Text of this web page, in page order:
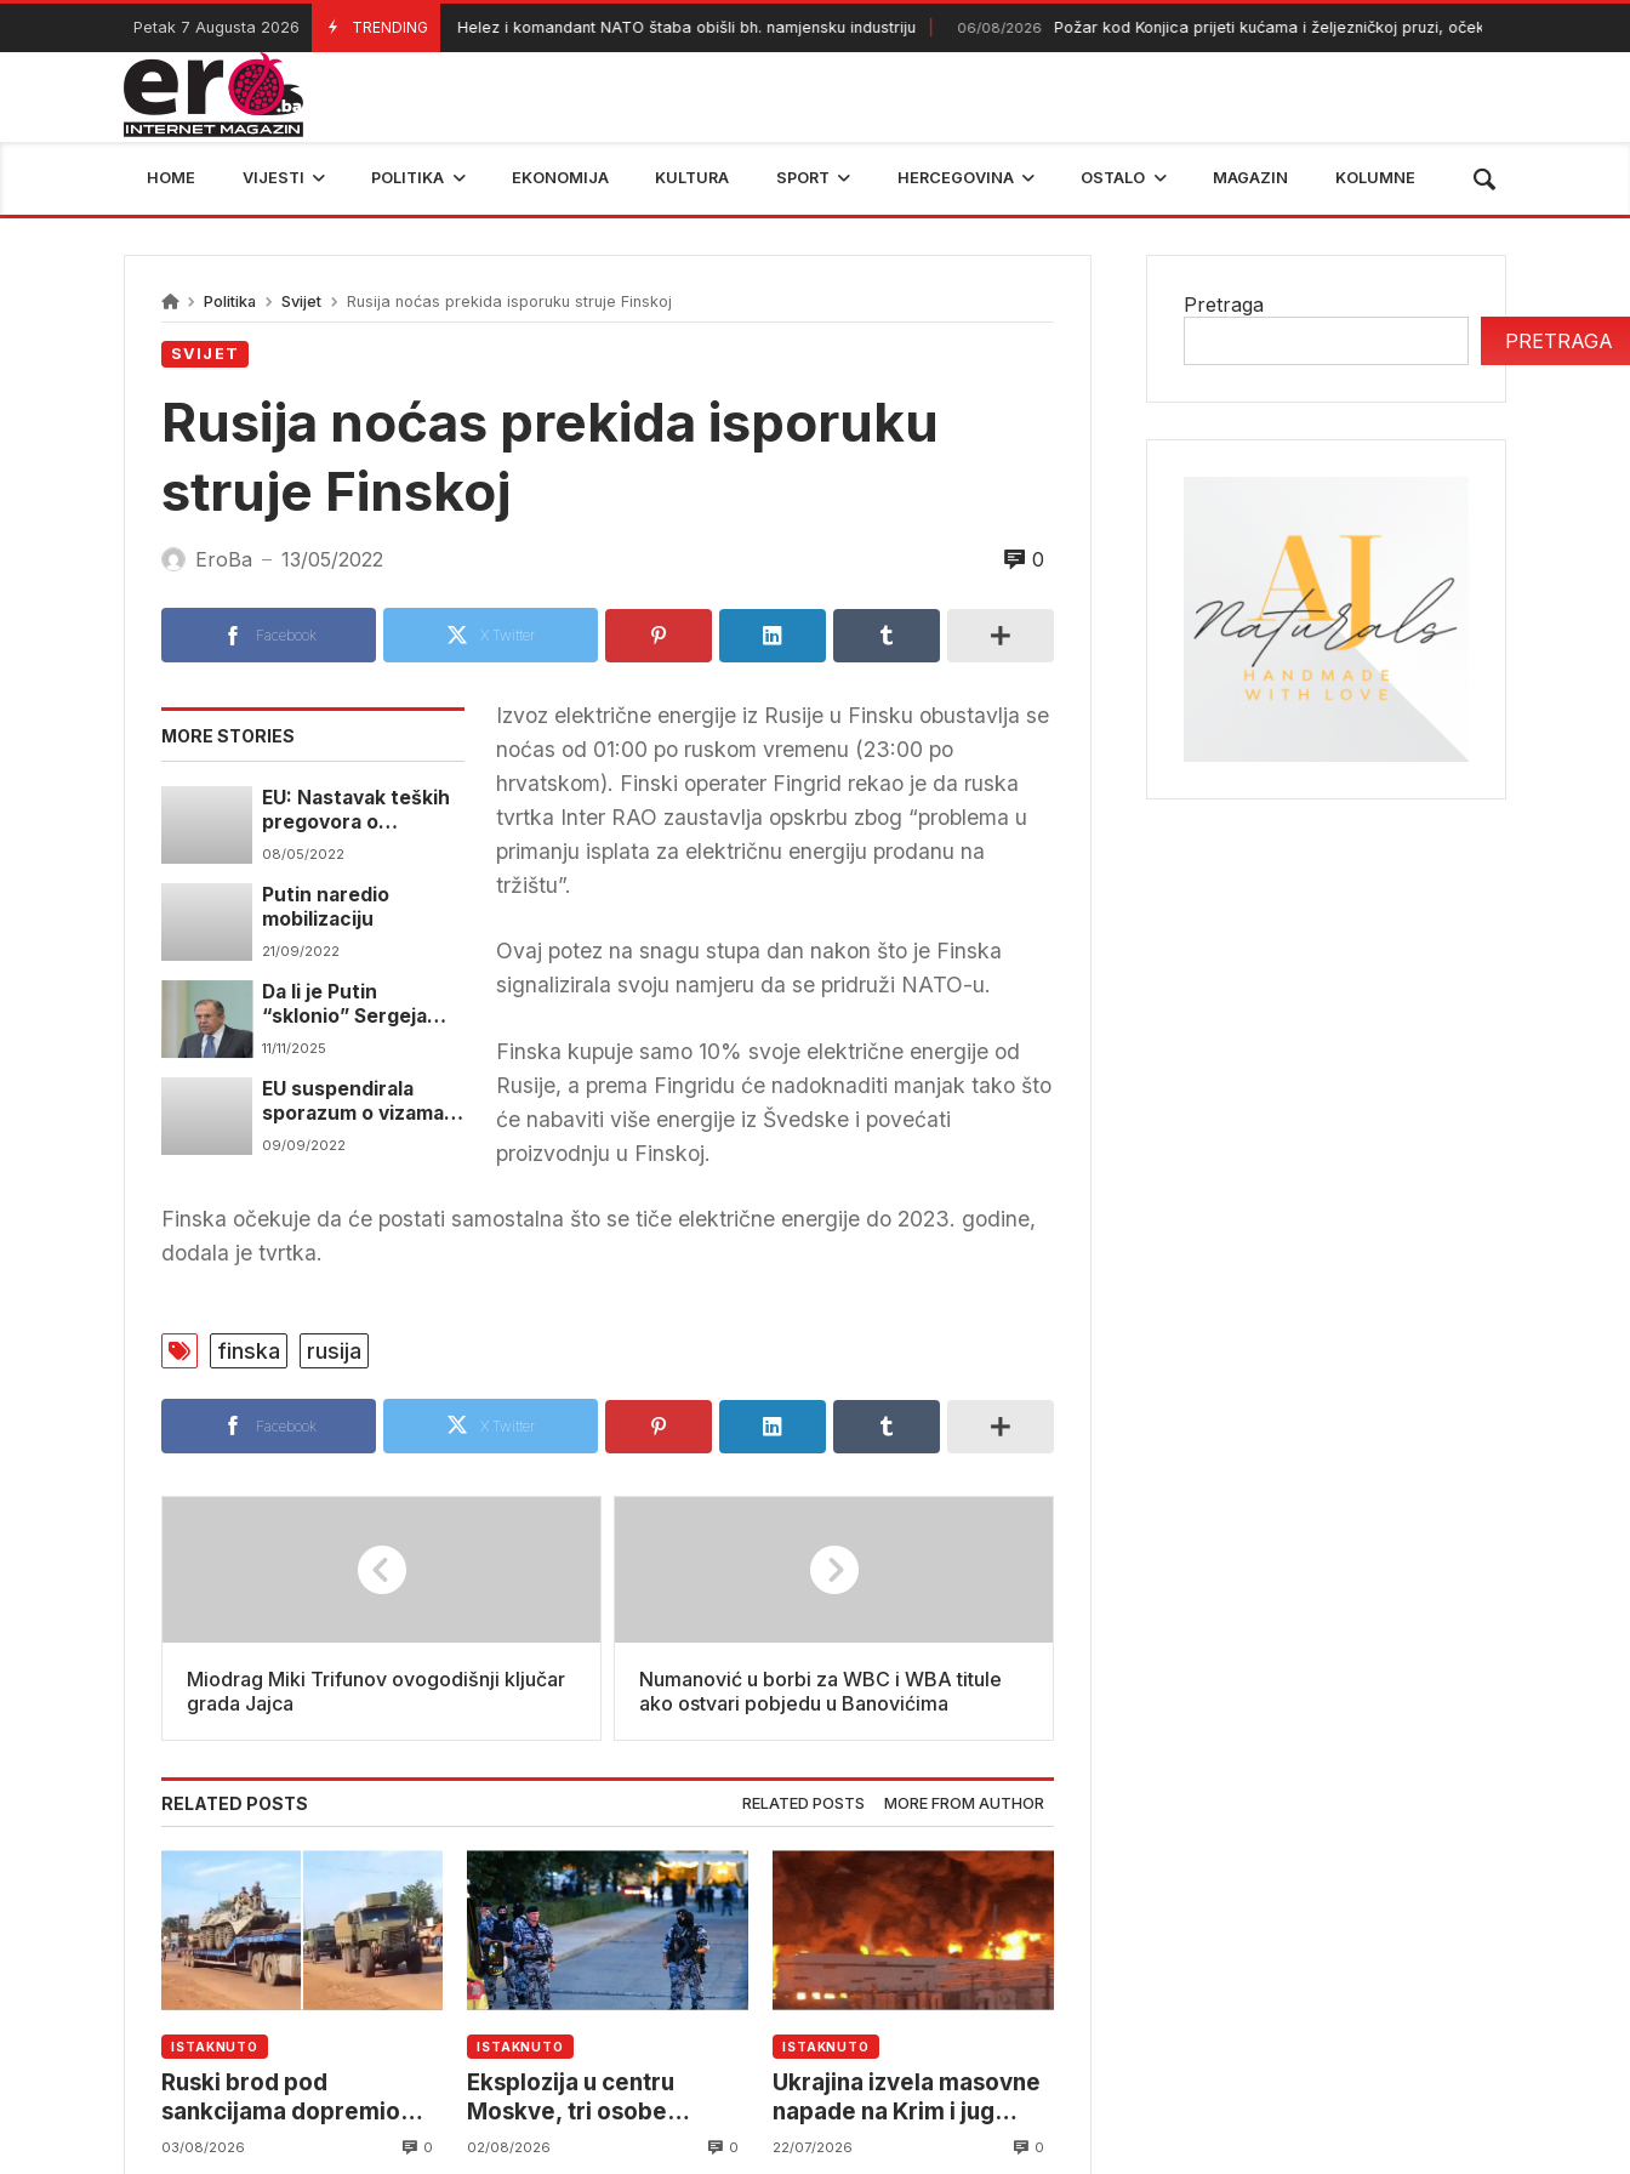
Skip
content
Petak 7 Augusta 2026 TRENDING
06/08/2026 Helez i komandant NATO štaba obišli bh. namjensku industriju 06/08/2026 Požar kod Konjica prijeti kućama i željezničkoj pruzi, očekuje se angažman
HOME VIJESTI POLITIKA EKONOMIJA KULTURA SPORT HERCEGOVINA OSTALO MAGAZIN KOLUMNE
Politika Svijet Rusija noćas prekida isporuku struje Finskoj
SVIJET
Rusija noćas prekida isporuku
struje Finskoj
EroBa — 13/05/2022 0
Facebook X Twitter
MORE STORIES
EU: Nastavak teških
pregovora o
embargu na rusku
08/05/2022
Putin naredio
mobilizaciju
21/09/2022
Da li je Putin
“sklonio” Sergeja
Lavrova ?
11/11/2025
EU suspendirala
sporazum o vizama s
Rusijom
09/09/2022
Izvoz električne energije iz Rusije u Finsku obustavlja se
noćas od 01:00 po ruskom vremenu (23:00 po
hrvatskom). Finski operater Fingrid rekao je da ruska
tvrtka Inter RAO zaustavlja opskrbu zbog “problema u
primanju isplata za električnu energiju prodanu na
tržištu”.
Ovaj potez na snagu stupa dan nakon što je Finska
signalizirala svoju namjeru da se pridruži NATO-u.
Finska kupuje samo 10% svoje električne energije od
Rusije, a prema Fingridu će nadoknaditi manjak tako što
će nabaviti više energije iz Švedske i povećati
proizvodnju u Finskoj.
Finska očekuje da će postati samostalna što se tiče električne energije do 2023. godine,
dodala je tvrtka.
finska rusija
Facebook X Twitter
Miodrag Miki Trifunov ovogodišnji ključar
grada Jajca
Numanović u borbi za WBC i WBA titule
ako ostvari pobjedu u Banovićima
RELATED POSTS RELATED POSTS MORE FROM AUTHOR
ISTAKNUTO
Ruski brod pod
sankcijama dopremio
oklopna vozila u Mali
03/08/2026 0
ISTAKNUTO
Eksplozija u centru
Moskve, tri osobe
poginule
02/08/2026 0
ISTAKNUTO
Ukrajina izvela masovne
napade na Krim i jug
Rusije
22/07/2026 0
Pretraga
PRETRAGA